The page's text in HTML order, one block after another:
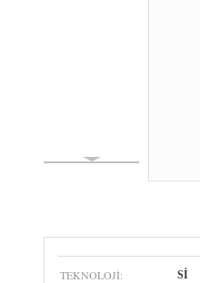
TEKNOLOJI: Sİ